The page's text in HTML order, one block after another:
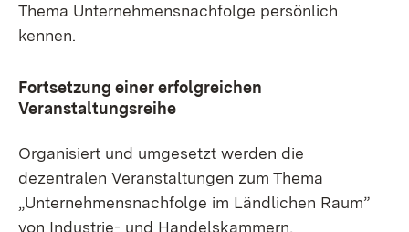
Thema Unternehmensnachfolge persönlich
kennen.
Fortsetzung einer erfolgreichen
Veranstaltungsreihe
Organisiert und umgesetzt werden die
dezentralen Veranstaltungen zum Thema
„Unternehmensnachfolge im Ländlichen Raum”
von Industrie- und Handelskammern,